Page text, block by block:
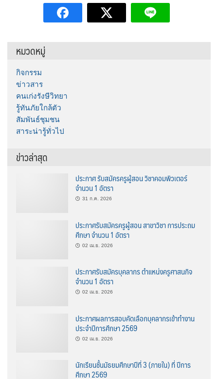
หมวดหมู่
กิจกรรม
ข่าวสาร
คนเก่งรังษีวิทยา
รู้ทันภัยใกล้ตัว
สัมพันธ์ชุมชน
สาระน่ารู้ทั่วไป
ข่าวล่าสุด
ประกาศ รับสมัครครูผู้สอน วิชาคอมพิวเตอร์
จำนวน 1 อัตรา
31 ก.ค. 2026
ประกาศรับสมัครครูผู้สอน สาขาวิชา การประถม
ศึกษา จำนวน 1 อัตรา
02 เม.ย. 2026
ประกาศรับสมัครบุคลากร ตำแหน่งครูศาสนกิจ
จำนวน 1 อัตรา
02 เม.ย. 2026
ประกาศผลการสอบคัดเลือกบุคลากรเข้าทำงาน
ประจำปีการศึกษา 2569
02 เม.ย. 2026
นักเรียนชั้นมัธยมศึกษาปีที่ 3 (ภายใน) ที่ ปีการ
ศึกษา 2569